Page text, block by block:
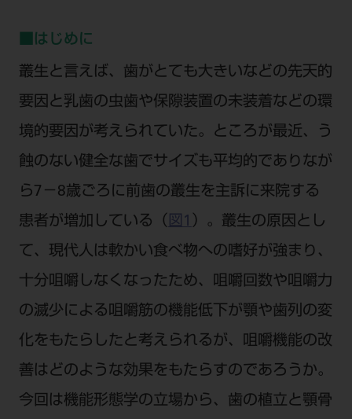
■はじめに
叢生と言えば、歯がとても大きいなどの先天的
要因と乳歯の虫歯や保隙装置の未装着などの環
境的要因が考えられていた。ところが最近、う
蝕のない健全な歯でサイズも平均的でありなが
ら7－8歳ごろに前歯の叢生を主訴に来院する
患者が増加している（ 図1 ）。叢生の原因とし
て、現代人は軟かい食べ物への嗜好が強まり、
十分咀嚼しなくなったため、咀嚼回数や咀嚼力
の滅少による咀嚼筋の機能低下が顎や歯列の変
化をもたらしたと考えられるが、咀嚼機能の改
善はどのような効果をもたらすのであろうか。
今回は機能形態学の立場から、歯の植立と顎骨
ビバリーくんの歯科イラスト素材集
モリタカレンダー
東京
愛知
大阪
Digital Seminar
見学予約
メールでのお問い合わせはこちら
電 話 /0800-222-8020（無料）
FAX /0800-222-6480（無料）
IP電話・ひかり電話は繋がらない場合がありま
受付時間 月～金 9:00～17:00 （祝日・夏季休
暇、年末年始を除く）